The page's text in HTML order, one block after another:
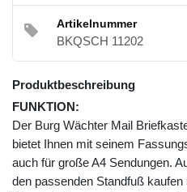
Artikelnummer
BKQSCH 11202
Produktbeschreibung
FUNKTION:
Der Burg Wächter Mail
bietet Ihnen mit seinem
auch für große A4 Sendungen.
den passenden Standfuß kaufen